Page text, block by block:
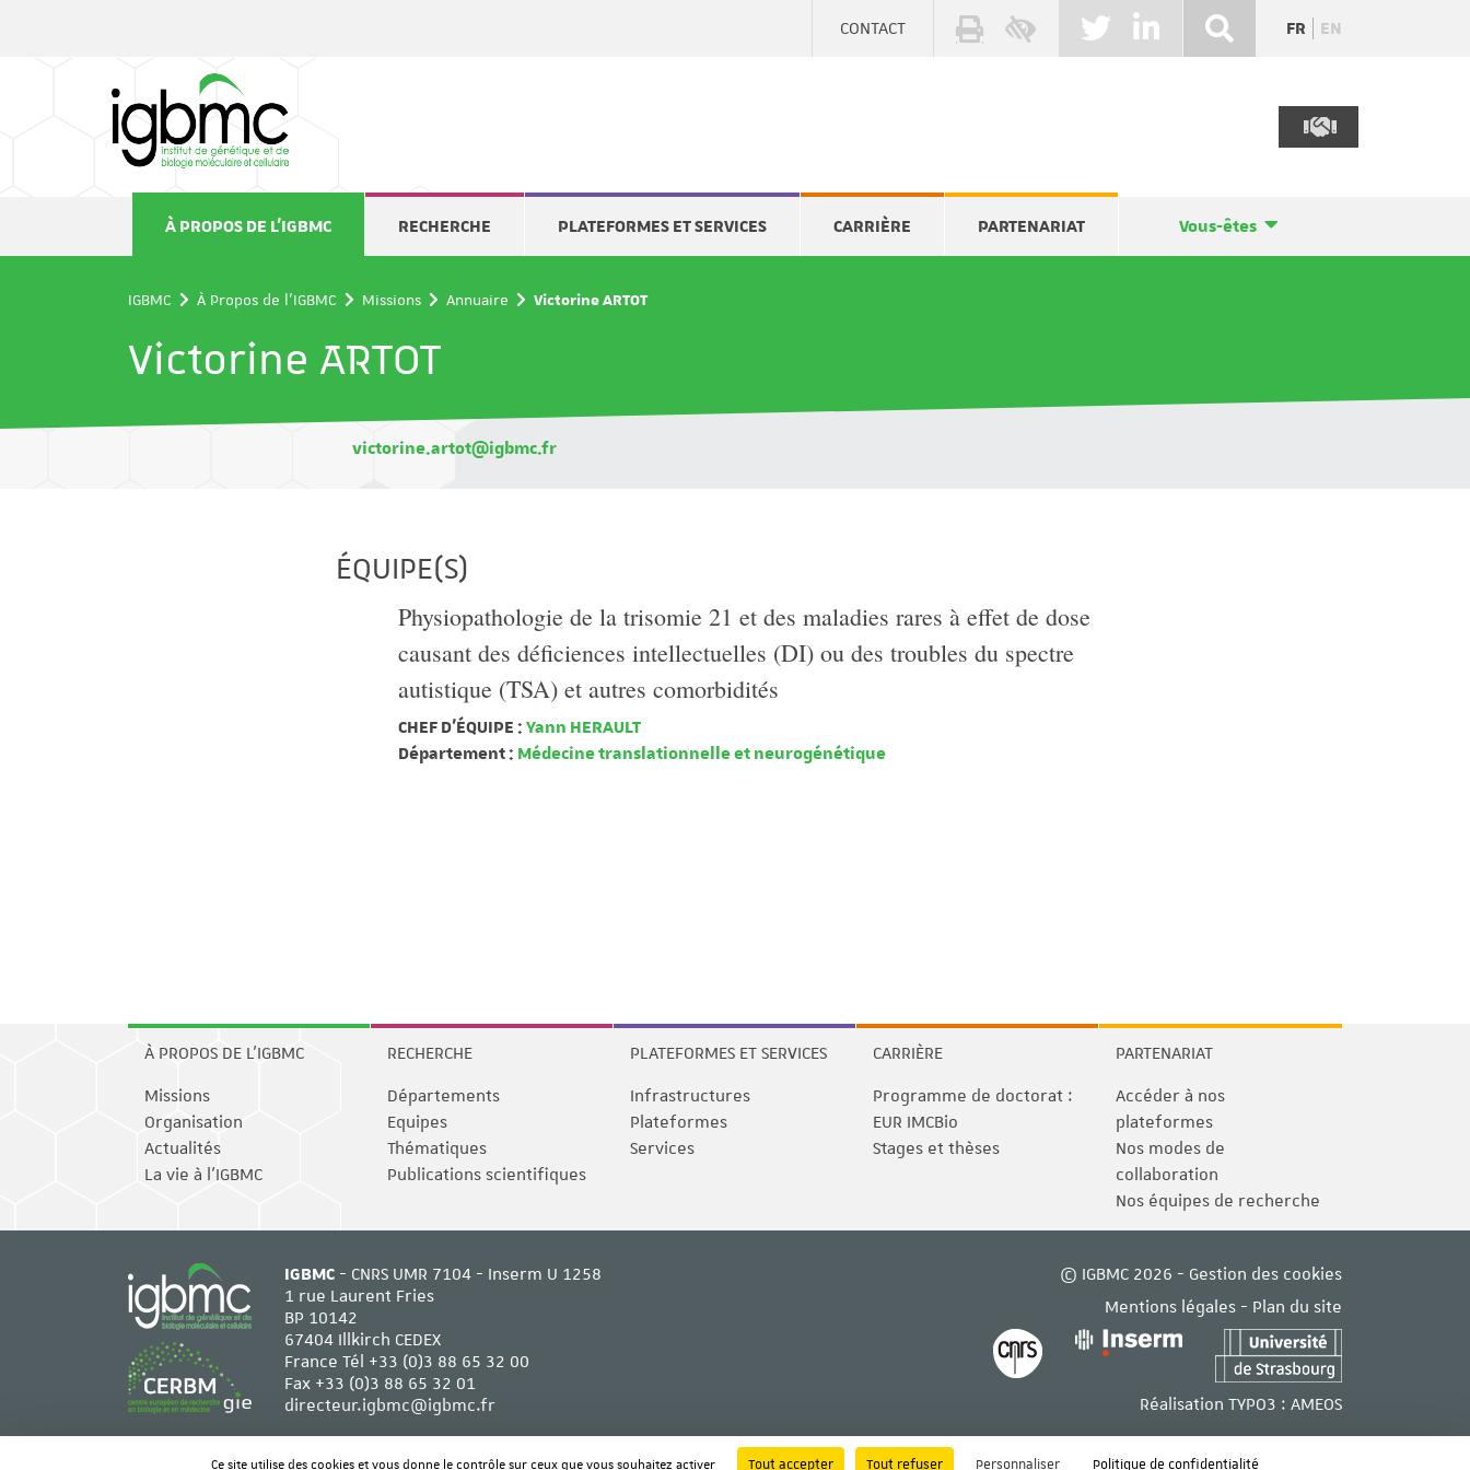
CONTACT FR EN
À PROPOS DE L'IGBMC RECHERCHE PLATEFORMES ET SERVICES CARRIÈRE PARTENARIAT Vous-êtes
IGBMC À Propos de l'IGBMC Missions Annuaire Victorine ARTOT
Victorine ARTOT
victorine.artot@igbmc.fr
ÉQUIPE(S)
Physiopathologie de la trisomie 21 et des maladies rares à effet de dose
causant des déficiences intellectuelles (DI) ou des troubles du spectre
autistique (TSA) et autres comorbidités
CHEF D'ÉQUIPE : Yann HERAULT
Département : Médecine translationnelle et neurogénétique
À PROPOS DE L'IGBMC
Missions
Organisation
Actualités
La vie à l'IGBMC
RECHERCHE
Départements
Equipes
Thématiques
Publications scientifiques
PLATEFORMES ET SERVICES
Infrastructures
Plateformes
Services
CARRIÈRE
Programme de doctorat :
EUR IMCBio
Stages et thèses
PARTENARIAT
Accéder à nos
plateformes
Nos modes de
collaboration
Nos équipes de recherche
IGBMC- CNRS UMR 7104 - Inserm U 1258
1 rue Laurent Fries
BP 10142
67404 Illkirch CEDEX
France Tél +33 (0)3 88 65 32 00
Fax +33 (0)3 88 65 32 01
directeur.igbmc@igbmc.fr
© IGBMC 2026 - Gestion des cookies
Mentions légales - Plan du site
Réalisation TYPO3 : AMEOS
Ce site utilise des cookies et vous donne le contrôle sur ceux que vous souhaitez activer Tout accepter Tout refuser Personnaliser Politique de confidentialité